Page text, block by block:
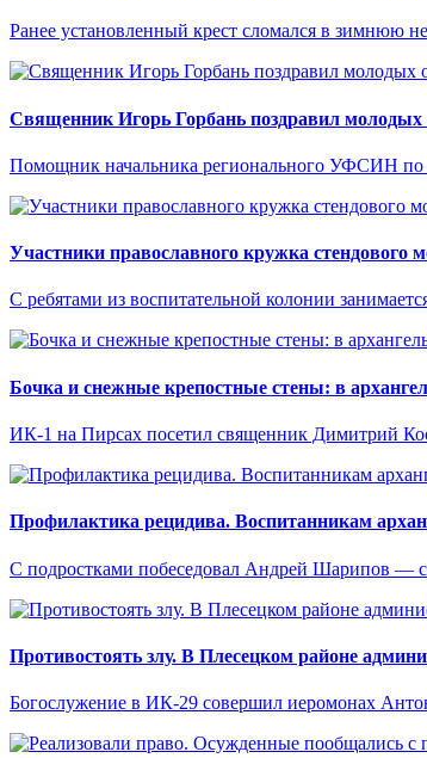
Ранее установленный крест сломался в зимнюю
Священник Игорь Горбань поздравил
Помощник начальника регионального УФСИН по
Участники православного кружка стендового
С ребятами из воспитательной колонии
Бочка и снежные крепостные стены: в
ИК-1 на Пирсах посетил священник Димитрий
Профилактика рецидива. Воспитанникам
С подростками побеседовал Андрей Шарипов —
Противостоять злу. В Плесецком районе
Богослужение в ИК-29 совершил иеромонах